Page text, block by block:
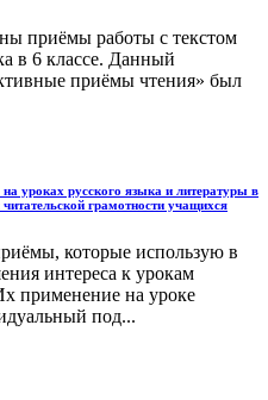
приёмы работы с текстом
в 6 классе. Данный
приёмы чтения» был
уроках русского языка и литературы в
грамотности учащихся
которые использую в
интереса к урокам
применение на уроке
под...